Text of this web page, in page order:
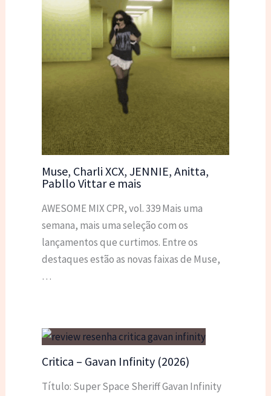
Muse, Charli XCX, JENNIE, Anitta,
Pabllo Vittar e mais
AWESOME MIX CPR, vol. 339 Mais uma
semana, mais uma seleção com os
lançamentos que curtimos. Entre os
destaques estão as novas faixas de Muse,
…
Critica – Gavan Infinity (2026)
Título: Super Space Sheriff Gavan Infinity